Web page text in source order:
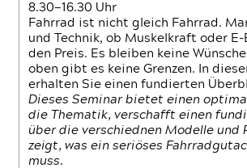
8.30—16.30 Uhr
Fahrrad ist nicht gleich Fahrrad.
und Technik, ob Muskelkraft oder
den Preis. Es bleiben keine
oben gibt es keine Grenzen. In
erhalten Sie einen fundierten
Dieses Seminar bietet einen
die Thematik, verschafft einen
über die verschiednen Modelle und
zeigt, was ein seriöses
muss.